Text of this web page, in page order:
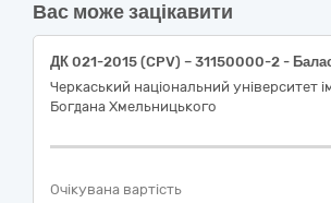
Вас може зацікавити
Черкаський національний університет
Богдана Хмельницького
Очікувана вартість